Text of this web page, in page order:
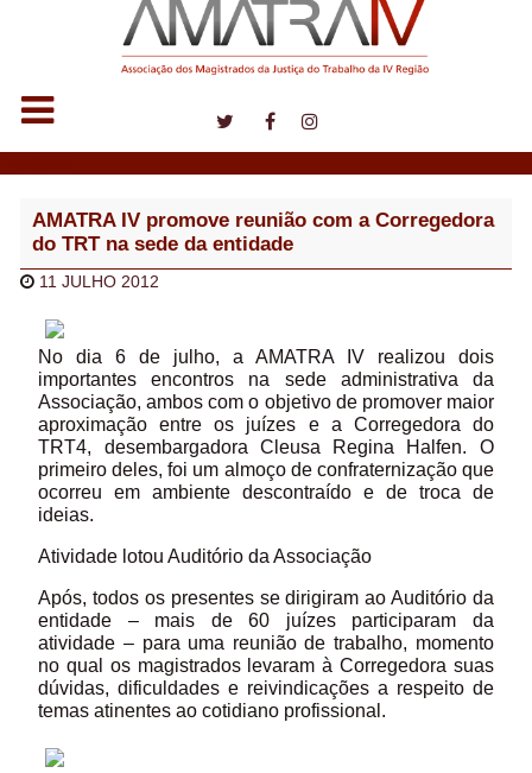
AMATRA IV promove reunião com a Corregedora
do TRT na sede da entidade
11 JULHO 2012
No dia 6 de julho, a AMATRA IV realizou dois
importantes encontros na sede administrativa da
Associação, ambos com o objetivo de promover maior
aproximação entre os juízes e a Corregedora do
TRT4, desembargadora Cleusa Regina Halfen. O
primeiro deles, foi um almoço de confraternização que
ocorreu em ambiente descontraído e de troca de
ideias.
Atividade lotou Auditório da Associação
Após, todos os presentes se dirigiram ao Auditório da
entidade – mais de 60 juízes participaram da
atividade – para uma reunião de trabalho, momento
no qual os magistrados levaram à Corregedora suas
dúvidas, dificuldades e reivindicações a respeito de
temas atinentes ao cotidiano profissional.